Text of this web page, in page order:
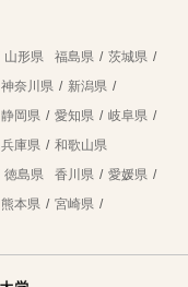
石川・能美市九谷焼美術館で江戸から現代まで学ぶ！カップルで挑戦する作陶体験
【岐阜県海津市への移住】住み心地はどう？暮らしの特徴・仕事・支援情報
山形県 福島県
茨城県
神奈川県
新潟県
静岡県 愛知県
岐阜県
兵庫県
和歌山県
徳島県 香川県
愛媛県
熊本県
宮崎県